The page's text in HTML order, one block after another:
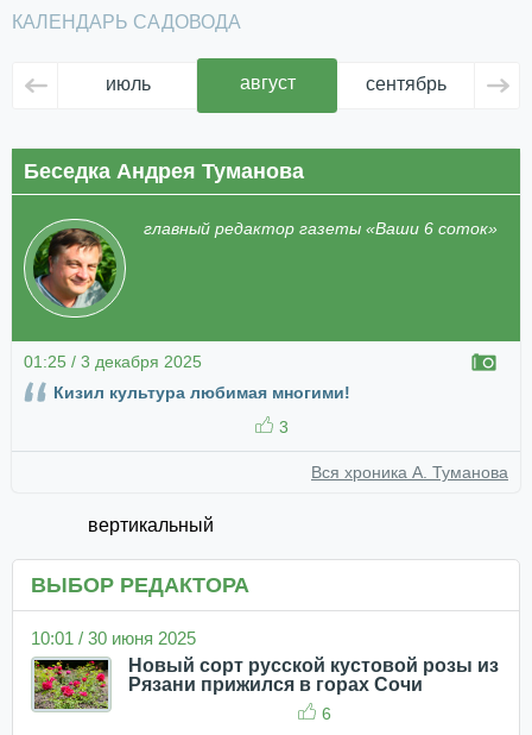
КАЛЕНДАРЬ САДОВОДА
июль август сентябрь
Беседка Андрея Туманова
главный редактор газеты «Ваши 6 соток»
01:25 / 3 декабря 2025
Кизил культура любимая многими!
3
Вся хроника А. Туманова
вертикальный
ВЫБОР РЕДАКТОРА
10:01 / 30 июня 2025
Новый сорт русской кустовой розы из
Рязани прижился в горах Сочи
6